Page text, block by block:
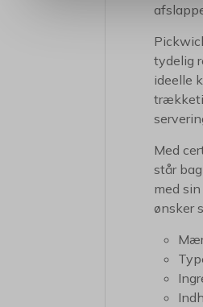
tydelig
ideelle
Med
står
med
ønsker